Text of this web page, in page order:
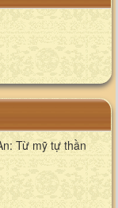
Từ mỹ tự thần